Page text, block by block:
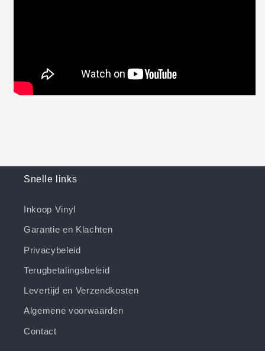
Snelle links
Inkoop Vinyl
Garantie en Klachten
Privacybeleid
Terugbetalingsbeleid
Levertijd en Verzendkosten
Algemene voorwaarden
Contact